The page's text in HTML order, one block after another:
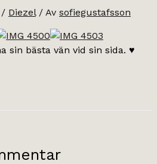
/ Diezel/ Av sofiegustafsson
sin bästa vän vid sin sida. ♥